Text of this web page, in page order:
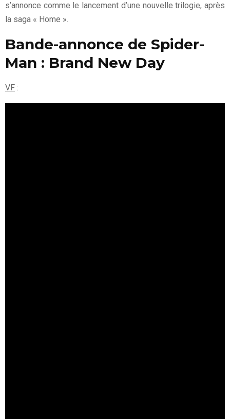
s’annonce comme le lancement d’une nouvelle trilogie, après
la saga « Home ».
Bande-annonce de Spider-
Man : Brand New Day
VF :